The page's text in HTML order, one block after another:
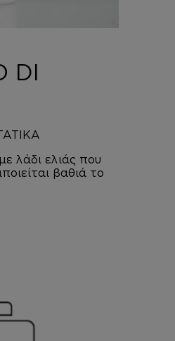
DI
λάδι ελιάς που
βαθιά το